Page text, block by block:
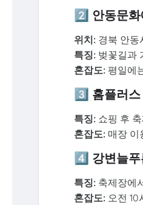
2️⃣ 안동문
위치:경북 안동
특징:벚꽃길과
혼잡도:평일에
3️⃣ 홈플러
특징:쇼핑 후 축
혼잡도:매장 이
4️⃣ 강변늘
특징:축제장에
혼잡도:오전 10